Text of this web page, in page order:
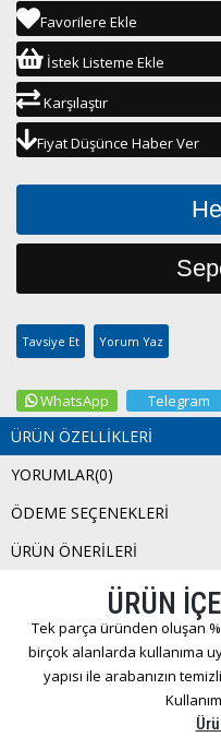
Favorilere Ekle
İstek Listeme Ekle
Karşılaştır
Fiyat Düşünce Haber Ver
Tavsiye Et Yorum Yaz
WhatsApp Telegram
ÜRÜN ÖZELLIKLERI
YORUMLAR(0)
ÖDEME SEÇENEKLERI
ÜRÜN ÖNERILERI
ÜRÜN
Tek parça üründen oluşan
birçok alanlarda kullanıma
yapısı ile arabanızın